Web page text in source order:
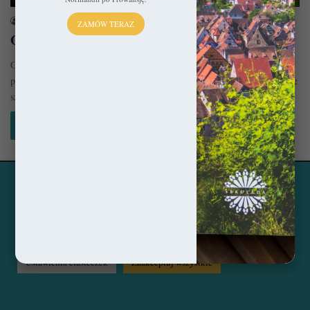
19 stycznia 2023
Opactwo Saint-Martin-du-Canigou
Opactwo Saint-Martin-du-Canigou to jedno z najbardziej spektakularnie
położonych miejsc w Oksytanii. W swej historii nie miało ono zbyt wiele
szczęścia,…
© Copyright 2014 - 2026, All Rights Reserved by sekulada.com
PinterestInstagram
Ta strona korzysta z ciasteczek, aby świadczyć usługi na
najwyższym poziomie. Klikając opcję "Zaakceptuj wszystkie"
zgadzasz się na użycie wszystkich ciasteczek. Możesz również
przejść do "Ustawień Ciasteczek", aby zgodzić się tylko na
Czytaj więcej...
Ustawienia ciasteczek Zaakceptuj wszystkie
ZAMÓW TERAZ